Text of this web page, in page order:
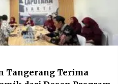
Tangerang Terima